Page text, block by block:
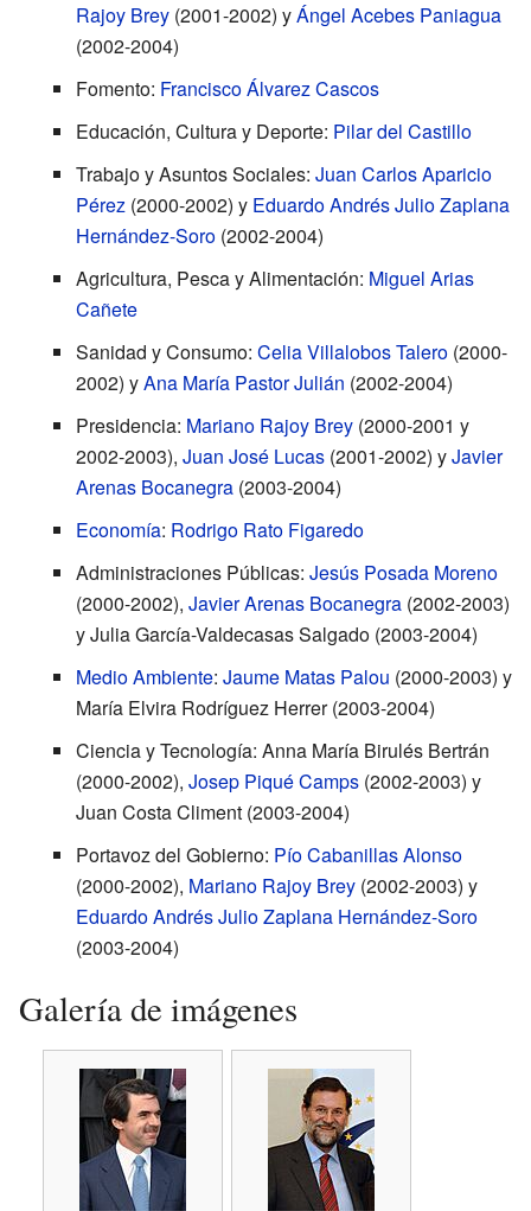
Rajoy Brey (2001-2002) yÁngel Acebes Paniagua
(2002-2004)
Fomento: Francisco Álvarez Cascos
Educación, Cultura y Deporte: Pilar del Castillo
Trabajo y Asuntos Sociales: Juan Carlos Aparicio
Pérez (2000-2002) y Eduardo Andrés Julio Zaplana
Hernández-Soro (2002-2004)
Agricultura, Pesca y Alimentación: Miguel Arias
Cañete
Sanidad y Consumo: Celia Villalobos Talero (2000-
2002) yAna María Pastor Julián (2002-2004)
Presidencia: Mariano Rajoy Brey (2000-2001 y
2002-2003), Juan José Lucas (2001-2002) yJavier
Arenas Bocanegra (2003-2004)
Economía: Rodrigo Rato Figaredo
Administraciones Públicas: Jesús Posada Moreno
(2000-2002), Javier Arenas Bocanegra (2002-2003)
y Julia García-Valdecasas Salgado (2003-2004)
Medio Ambiente: Jaume Matas Palou (2000-2003) y
María Elvira Rodríguez Herrer (2003-2004)
Ciencia y Tecnología: Anna María Birulés Bertrán
(2000-2002), Josep Piqué Camps (2002-2003) y
Juan Costa Climent (2003-2004)
Portavoz del Gobierno: Pío Cabanillas Alonso
(2000-2002), Mariano Rajoy Brey (2002-2003) y
Eduardo Andrés Julio Zaplana Hernández-Soro
(2003-2004)
Galería de imágenes